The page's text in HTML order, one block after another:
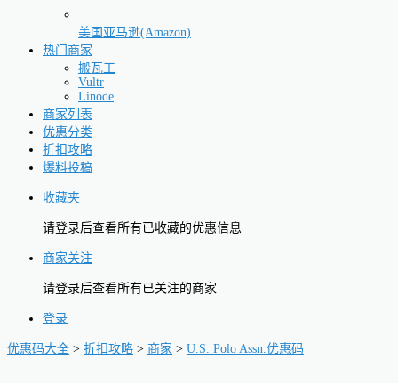
美国亚马逊(Amazon)
热门商家
搬瓦工
Vultr
Linode
商家列表
优惠分类
折扣攻略
爆料投稿
收藏夹
请登录后查看所有已收藏的优惠信息
商家关注
请登录后查看所有已关注的商家
登录
优惠码大全 > 折扣攻略 > 商家 > U.S. Polo Assn.优惠码